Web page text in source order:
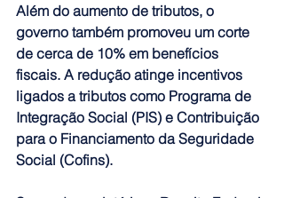
Além do aumento de tributos, o
governo também promoveu um corte
de cerca de 10% em benefícios
fiscais. A redução atinge incentivos
ligados a tributos como Programa de
Integração Social (PIS) e Contribuição
para o Financiamento da Seguridade
Social (Cofins).